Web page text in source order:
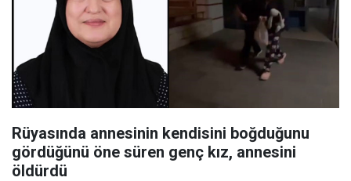
Rüyasında annesinin kendisini boğduğunu
gördüğünü öne süren genç kız, annesini
öldürdü